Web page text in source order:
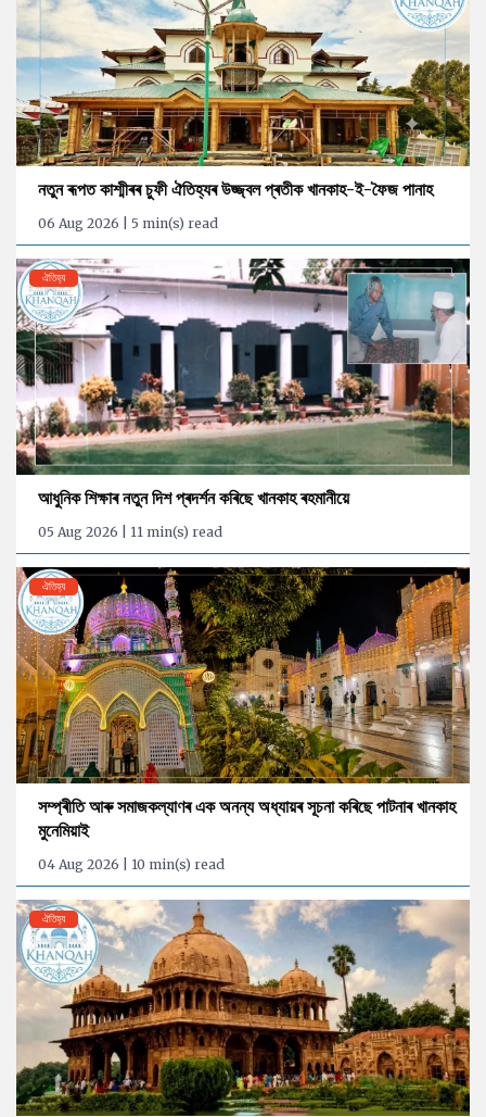
নতুন ৰূপত কাশ্মীৰৰ চুফী ঐতিহ্যৰ উজ্জ্বল প্ৰতীক খানকাহ-ই-ফৈজ পানাহ
06 Aug 2026 | 5 min(s) read
ঐতিহ্য
আধুনিক শিক্ষাৰ নতুন দিশ প্ৰদৰ্শন কৰিছে খানকাহ ৰহমানীয়ে
05 Aug 2026 | 11 min(s) read
ঐতিহ্য
সম্প্ৰীতি আৰু সমাজকল্যাণৰ এক অনন্য অধ্যায়ৰ সূচনা কৰিছে পাটনাৰ খানকাহ
মুনেমিয়াই
04 Aug 2026 | 10 min(s) read
ঐতিহ্য